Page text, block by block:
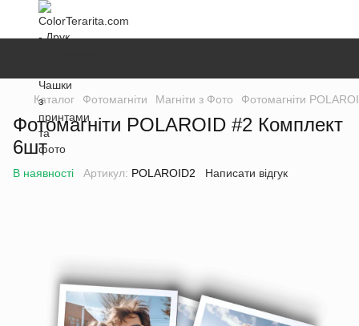
Каталог Фотомагніти Магніти з Фото Фотомагніти
Фотомагніти POLAROID #2 Комплект
6шт
В наявності Артикул: POLAROID2 Написати відгук